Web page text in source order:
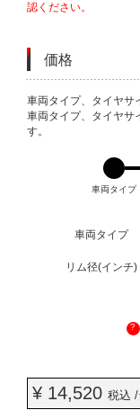
認ください。
価格
VARIATIONS
車両タイプ、タイヤサ
車両タイプ、タイヤサ
す。
車両タイプ
車両タイプ
リム径(インチ)
?
¥ 14,520 税込 /